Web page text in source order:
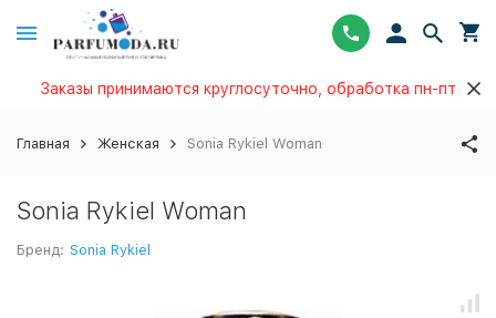
Заказы принимаются круглосуточно, обработка пн-пт
Главная Женская Sonia Rykiel Woman
Sonia Rykiel Woman
Бренд: Sonia Rykiel